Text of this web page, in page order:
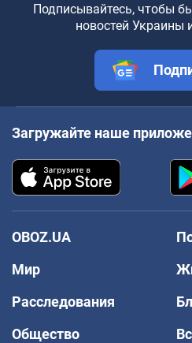
Подписывайтесь, чтобы
новостей Украины
Загружайте наше
OBOZ.UA
Мир
Расследования
Общество